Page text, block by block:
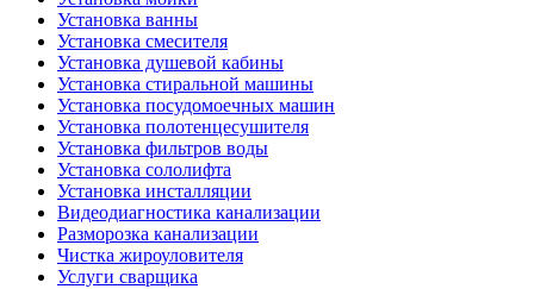
Установка ванны
Установка смесителя
Установка душевой кабины
Установка стиральной машины
Установка посудомоечных машин
Установка полотенцесушителя
Установка фильтров воды
Установка сололифта
Установка инсталляции
Видеодиагностика канализации
Разморозка канализации
Чистка жироуловителя
Услуги сварщика